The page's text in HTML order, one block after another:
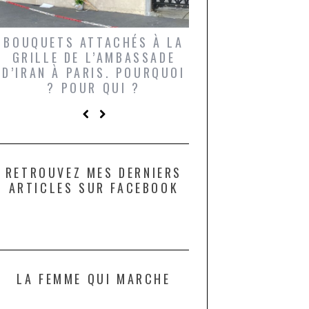
BOUQUETS ATTACHÉS À LA
GRILLE DE L’AMBASSADE
D’IRAN À PARIS. POURQUOI
? POUR QUI ?
RETROUVEZ MES DERNIERS
ARTICLES SUR FACEBOOK
LA FEMME QUI MARCHE